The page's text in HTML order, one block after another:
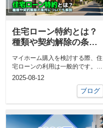
住宅ローン特約とは？
種類や契約解除の条件
マイホーム購入を検討する際、住
宅ローンの利用は一般的です。し
かし、ローン審査が通らなかった
2025-08-12
ブログ